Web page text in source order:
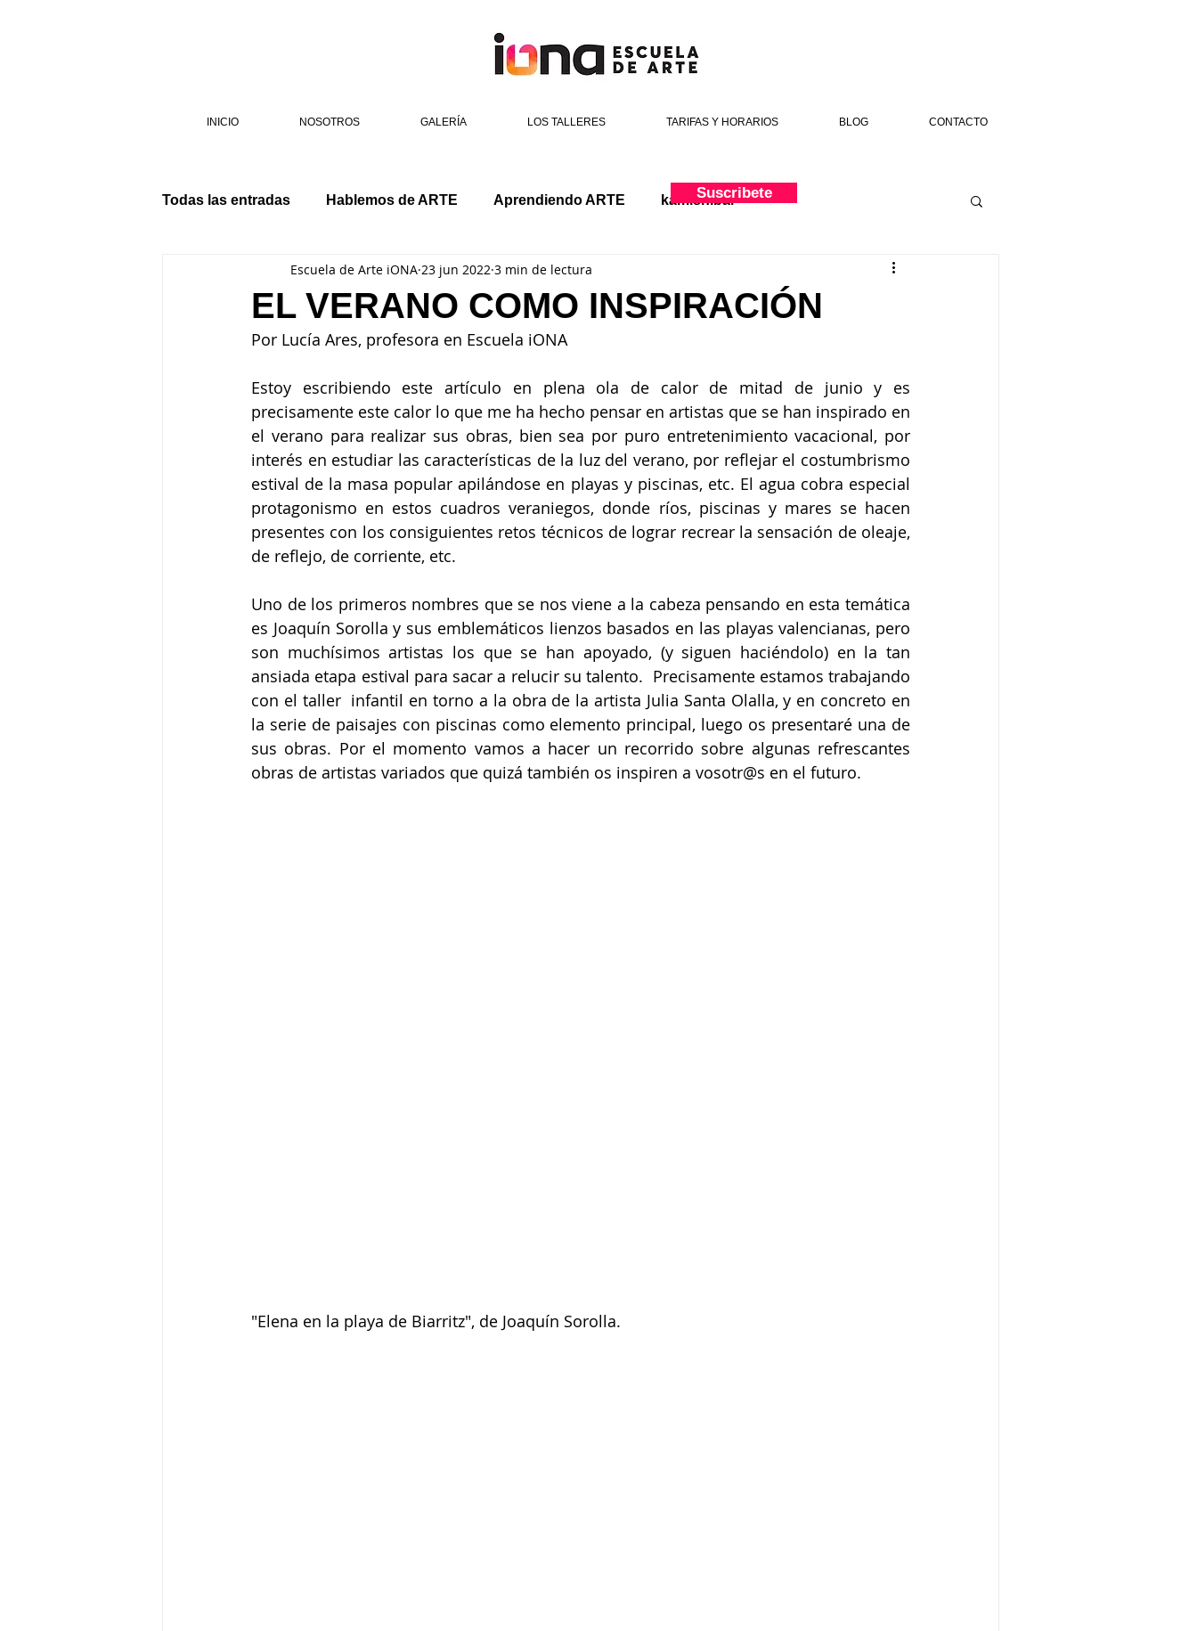
INICIO NOSOTROS GALERÍA LOS TALLERES TARIFAS Y HORARIOS BLOG CONTACTO
Todas las entradas Hablemos de ARTE Aprendiendo ARTE kamishibai
EL VERANO COMO INSPIRACIÓN
Escuela de Arte iONA 23 jun 2022 3 min de lectura
Por Lucía Ares, profesora en Escuela iONA
Estoy escribiendo este artículo en plena ola de calor de mitad de junio y es
precisamente este calor lo que me ha hecho pensar en artistas que se han inspirado en
el verano para realizar sus obras, bien sea por puro entretenimiento vacacional, por
interés en estudiar las características de la luz del verano, por reflejar el costumbrismo
estival de la masa popular apilándose en playas y piscinas, etc. El agua cobra especial
protagonismo en estos cuadros veraniegos, donde ríos, piscinas y mares se hacen
presentes con los consiguientes retos técnicos de lograr recrear la sensación de oleaje,
de reflejo, de corriente, etc.
Uno de los primeros nombres que se nos viene a la cabeza pensando en esta temática
es Joaquín Sorolla y sus emblemáticos lienzos basados en las playas valencianas, pero
son muchísimos artistas los que se han apoyado, (y siguen haciéndolo) en la tan
ansiada etapa estival para sacar a relucir su talento.  Precisamente estamos trabajando
con el taller  infantil en torno a la obra de la artista Julia Santa Olalla, y en concreto en
la serie de paisajes con piscinas como elemento principal, luego os presentaré una de
sus obras. Por el momento vamos a hacer un recorrido sobre algunas refrescantes
obras de artistas variados que quizá también os inspiren a vosotr@s en el futuro.
"Elena en la playa de Biarritz", de Joaquín Sorolla.
Suscribete